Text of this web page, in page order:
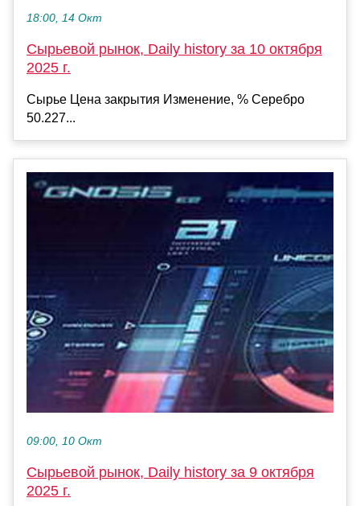
18:00, 14 Окт
Сырьевой рынок, Daily history за 10 октября
2025 г.
Сырье Цена закрытия Изменение, % Серебро
50.227...
09:00, 10 Окт
Сырьевой рынок, Daily history за 9 октября
2025 г.